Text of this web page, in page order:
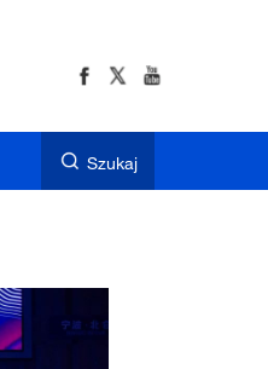
Szukaj